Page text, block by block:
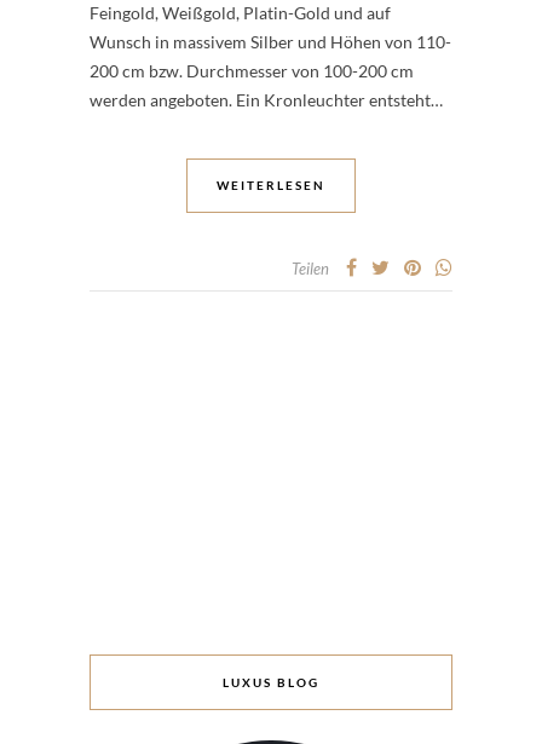
Feingold, Weißgold, Platin-Gold und auf
Wunsch in massivem Silber und Höhen von 110-
200 cm bzw. Durchmesser von 100-200 cm
werden angeboten. Ein Kronleuchter entsteht…
WEITERLESEN
Teilen
LUXUS BLOG